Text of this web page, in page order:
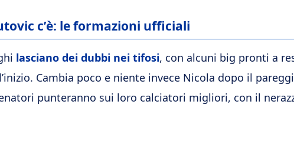
c’è: le formazioni ufficiali
lasciano dei dubbi nei tifosi, con alcuni big pronti a
Cambia poco e niente invece Nicola dopo il
punteranno sui loro calciatori migliori, con il